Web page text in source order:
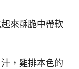
來酥脆中帶軟
，雞排本色的